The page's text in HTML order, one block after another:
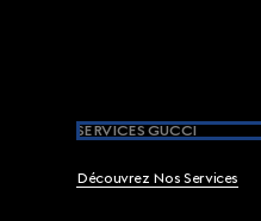
SERVICES GUCCI
Découvrez Nos Services